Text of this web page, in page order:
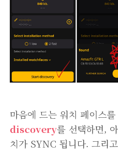
마음에 드는 워치 페이스
discovery를 선택하면,
치가 SYNC 됩니다. 그리